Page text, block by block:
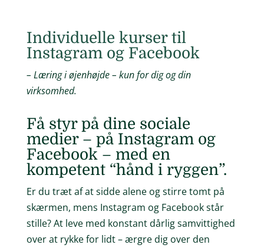
Individuelle kurser til
Instagram og Facebook
– Læring i øjenhøjde – kun for dig og din
virksomhed.
Få styr på dine sociale
medier – på Instagram og
Facebook – med en
kompetent “hånd i ryggen”.
Er du træt af at sidde alene og stirre tomt på
skærmen, mens Instagram og Facebook står
stille? At leve med konstant dårlig samvittighed
over at rykke for lidt – ærgre dig over den